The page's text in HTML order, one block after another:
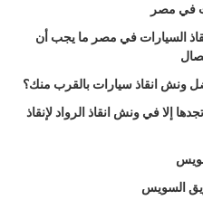
في مصر
السيارات في مصر ما يجب أن
ونش انقاذ سيارات بالقرب منك؟
إلا في ونش انقاذ الرواد لإنقاذ
السويس